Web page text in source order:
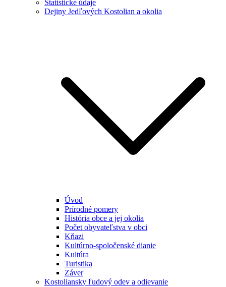
Štatistické údaje
Dejiny Jedľových Kostolian a okolia
Úvod
Prírodné pomery
História obce a jej okolia
Počet obyvateľstva v obci
Kňazi
Kultúrno-spoločenské dianie
Kultúra
Turistika
Záver
Kostoliansky ľudový odev a odievanie